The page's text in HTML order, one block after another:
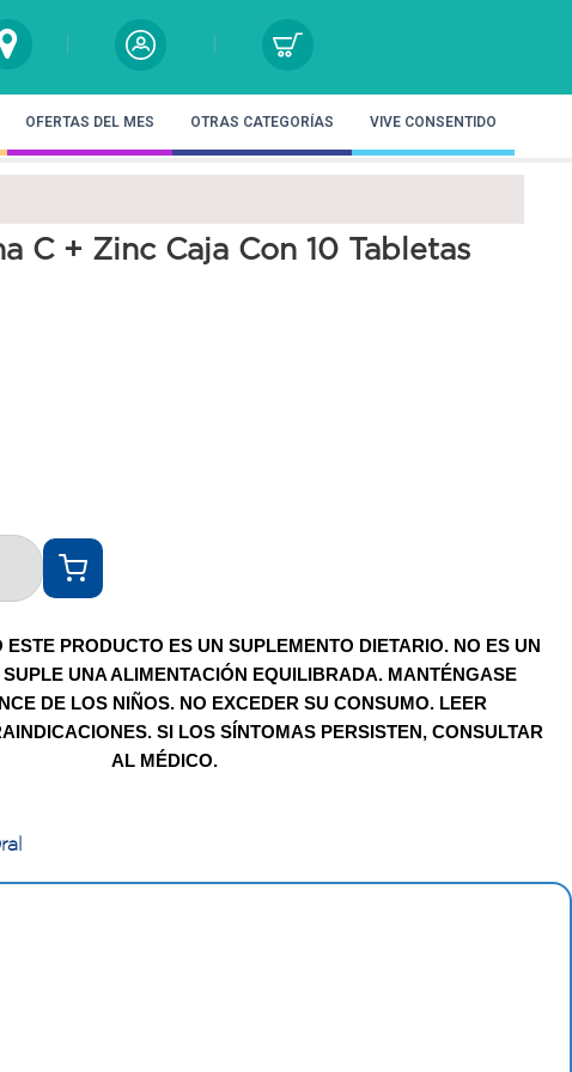
OFERTAS DEL MES OTRAS CATEGORÍAS VIVE CONSENTIDO
C + Zinc Caja Con 10 Tabletas
PRODUCTO ES UN SUPLEMENTO DIETARIO. NO ES UN
UNA ALIMENTACIÓN EQUILIBRADA. MANTÉNGASE
DE LOS NIÑOS. NO EXCEDER SU CONSUMO. LEER
SI LOS SÍNTOMAS PERSISTEN, CONSULTAR
AL MÉDICO.